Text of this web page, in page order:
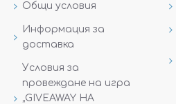
Общи условия
Информация за
доставка
Условия за
провеждане на игра
„GIVEAWAY НА